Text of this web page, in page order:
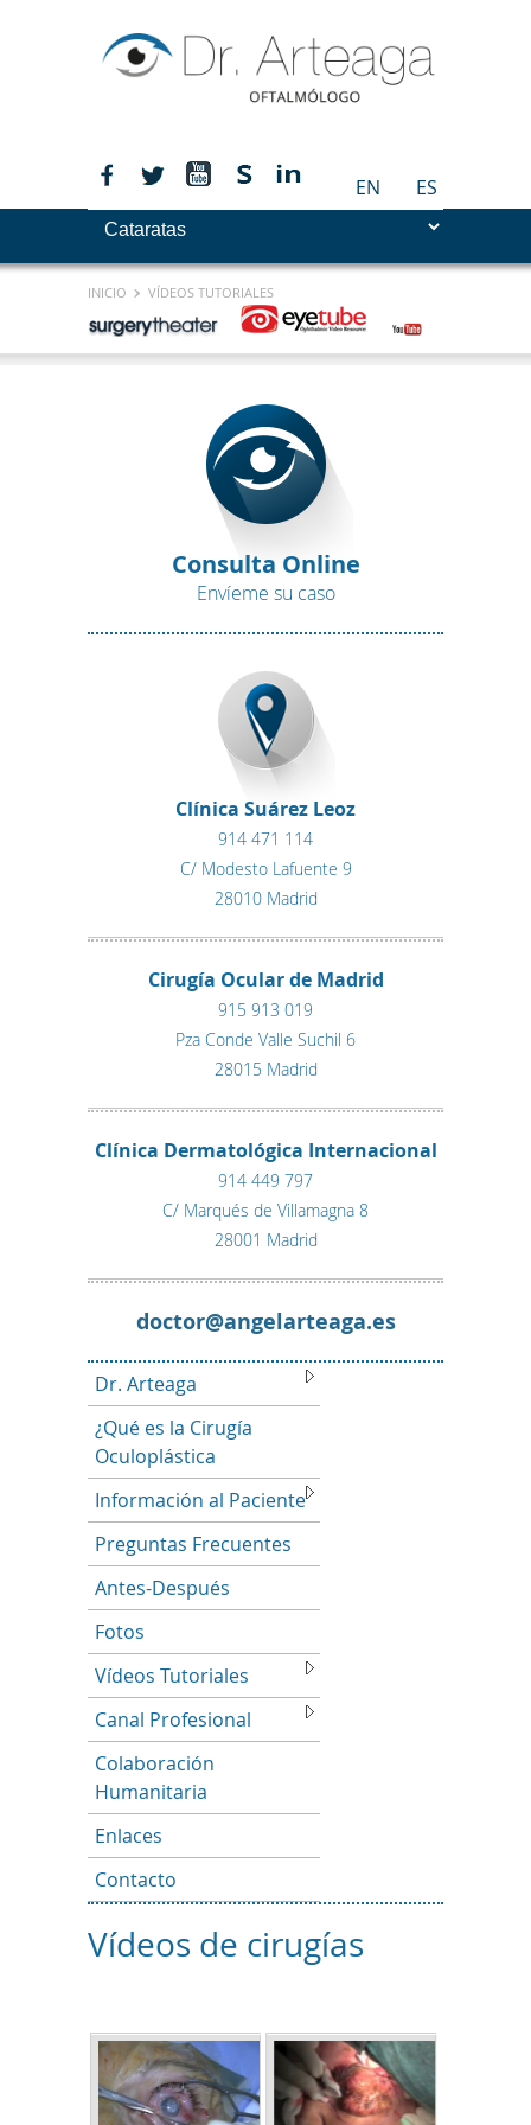
ES
EN
INICIO VÍDEOS TUTORIALES
Consulta Online
Envíeme su caso
Clínica Suárez Leoz
914 471 114
C/ Modesto Lafuente 9
28010 Madrid
Cirugía Ocular de Madrid
915 913 019
Pza Conde Valle Suchil 6
28015 Madrid
Clínica Dermatológica Internacional
914 449 797
C/ Marqués de Villamagna 8
28001 Madrid
se.agaetralegna@rotcod
Dr. Arteaga
¿Qué es la Cirugía
Oculoplástica
Información al Paciente
Preguntas Frecuentes
Antes-Después
Fotos
Vídeos Tutoriales
Canal Profesional
Colaboración
Humanitaria
Enlaces
Contacto
Vídeos de cirugías